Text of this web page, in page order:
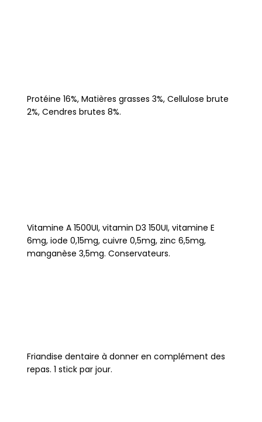
Protéine 16%, Matières grasses 3%, Cellulose brute
2%, Cendres brutes 8%.
Vitamine A 1500UI, vitamin D3 150UI, vitamine E
6mg, iode 0,15mg, cuivre 0,5mg, zinc 6,5mg,
manganèse 3,5mg. Conservateurs.
Friandise dentaire à donner en complément des
repas. 1 stick par jour.